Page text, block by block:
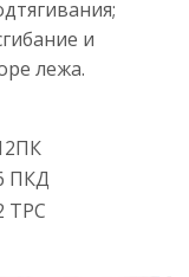
и
лежа.
ПКД
ТРС